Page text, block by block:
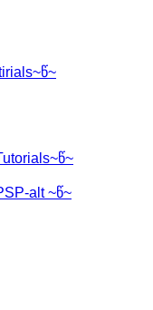
alt ~წ~